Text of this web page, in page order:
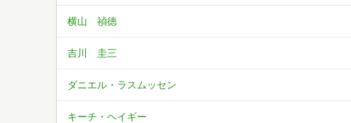
横山 禎徳
吉川 圭三
ダニエル・ラスムッセン
キーチ・ヘイギー